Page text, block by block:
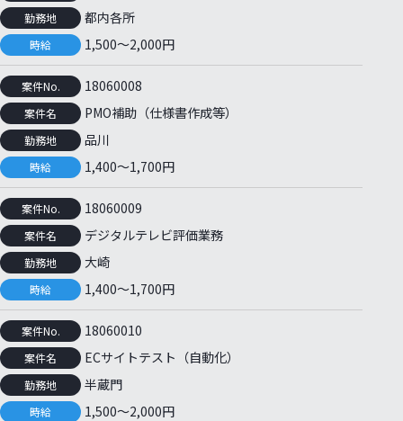
勤務地 都内各所
時給 1,500～2,000円
案件No. 18060008
案件名 PMO補助（仕様書作成等）
勤務地 品川
時給 1,400～1,700円
案件No. 18060009
案件名 デジタルテレビ評価業務
勤務地 大崎
時給 1,400～1,700円
案件No. 18060010
案件名 ECサイトテスト（自動化）
勤務地 半蔵門
時給 1,500～2,000円